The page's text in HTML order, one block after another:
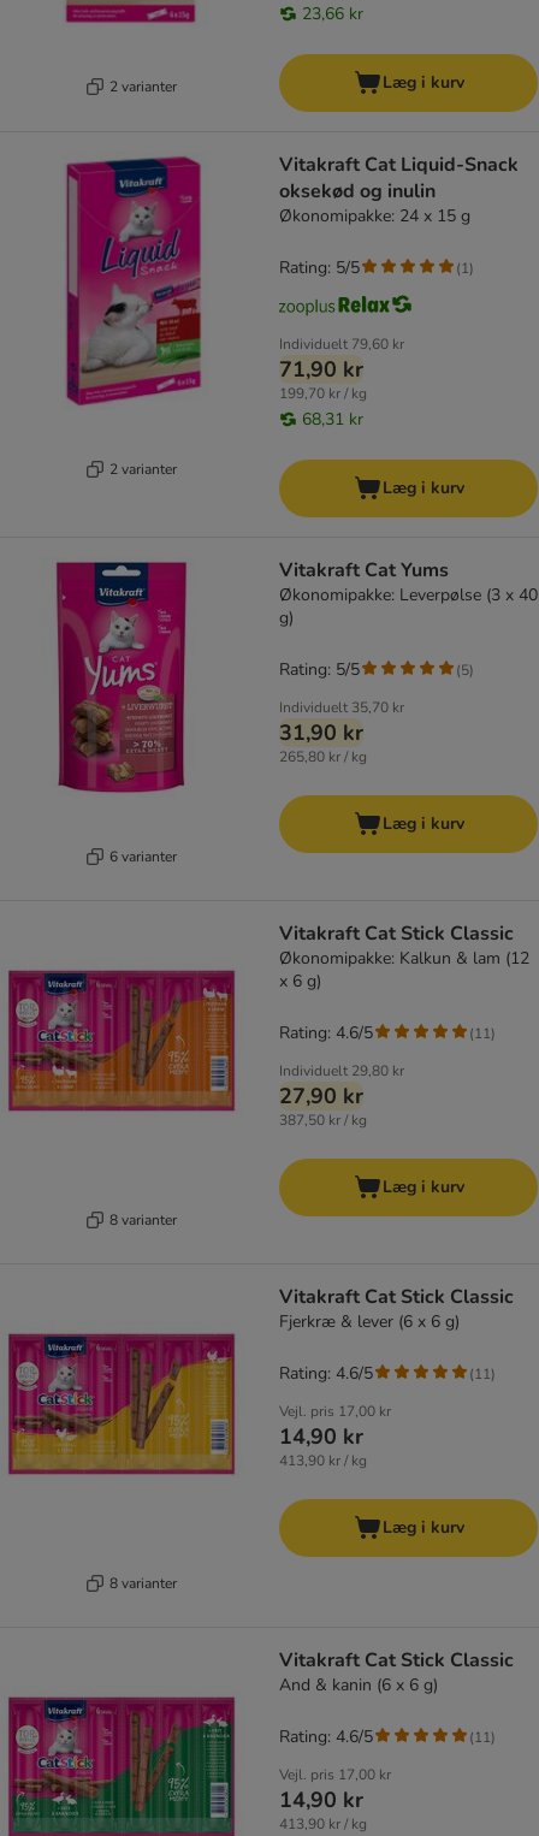
2 varianter
23,66 kr
Læg i kurv
2 varianter
Vitakraft Cat Liquid-Snack
oksekød og inulin
Økonomipakke: 24 x 15 g
Individuelt 79,60 kr
71,90 kr
199,70 kr / kg
68,31 kr
Rating: 5/5 (1)
Læg i kurv
6 varianter
Vitakraft Cat Yums
Økonomipakke: Leverpølse (3 x 40
g)
Individuelt 35,70 kr
31,90 kr
265,80 kr / kg
Rating: 5/5 (5)
Læg i kurv
8 varianter
Vitakraft Cat Stick Classic
Økonomipakke: Kalkun & lam (12
x 6 g)
Individuelt 29,80 kr
27,90 kr
387,50 kr / kg
Rating: 4.6/5 (11)
Læg i kurv
8 varianter
Vitakraft Cat Stick Classic
Fjerkræ & lever (6 x 6 g)
Vejl. pris 17,00 kr
14,90 kr
413,90 kr / kg
Rating: 4.6/5 (11)
Læg i kurv
Vitakraft Cat Stick Classic
And & kanin (6 x 6 g)
Vejl. pris 17,00 kr
14,90 kr
413,90 kr / kg
Rating: 4.6/5 (11)